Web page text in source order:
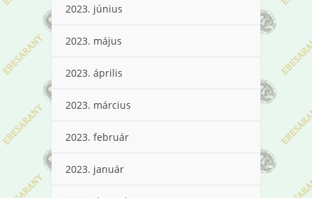
2023. június
2023. május
2023. április
2023. március
2023. február
2023. január